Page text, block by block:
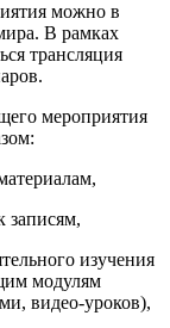
можно в
В рамках
трансляция
мероприятия
записям,
изучения
модулям
видео-уроков),